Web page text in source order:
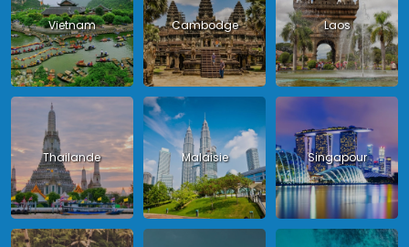
Vietnam Cambodge Laos
Thailande Malaisie Singapour